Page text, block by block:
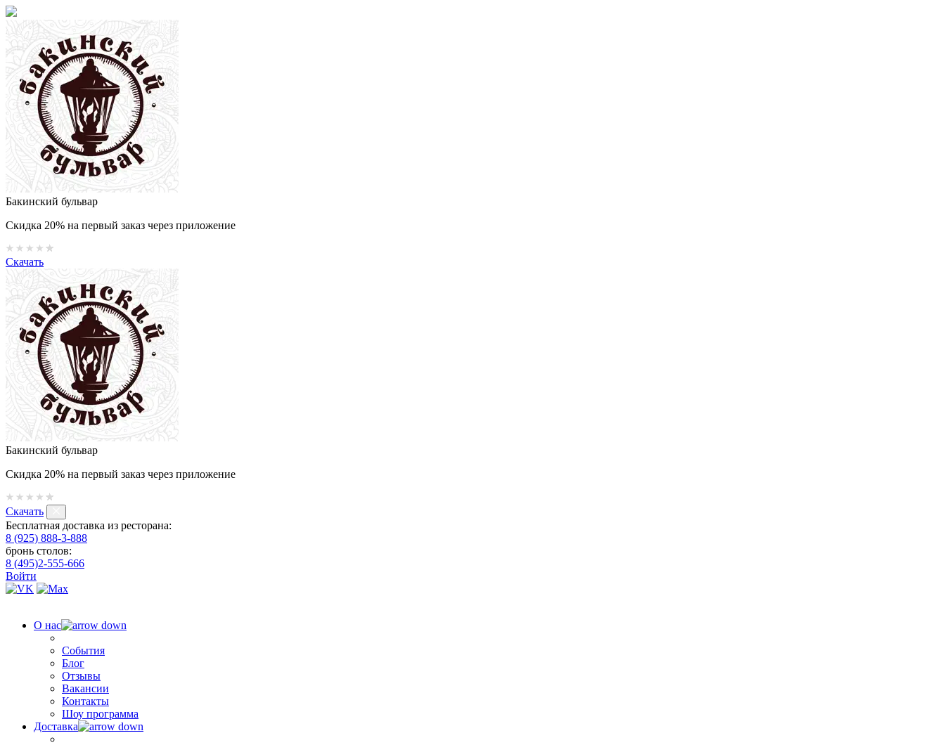
Бакинский бульвар
Скидка 20% на первый заказ через приложение
Скачать
Бакинский бульвар
Скидка 20% на первый заказ через приложение
Скачать
Бесплатная доставка из ресторана:
8 (925) 888-3-888
бронь столов:
8 (495)2-555-666
Войти
О нас
События
Блог
Отзывы
Вакансии
Контакты
Шоу программа
Доставка